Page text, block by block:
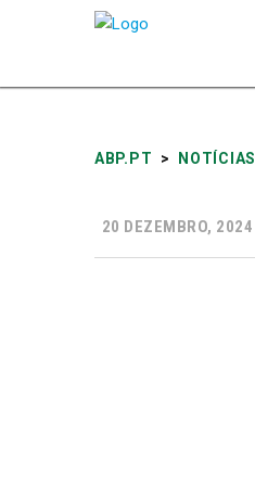
ABP.PT > NOTÍCIAS
20 DEZEMBRO, 2024